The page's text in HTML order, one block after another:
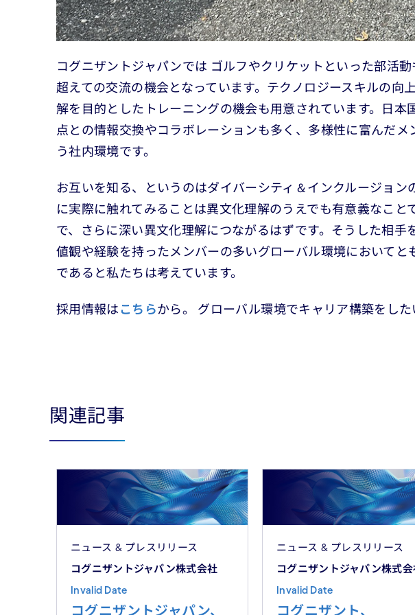
コグニザントジャパンでは ゴルフやクリケットといった部活
超えての交流の機会となっています。テクノロジースキルの向
解を目的としたトレーニングの機会も用意されています。日本
点との情報交換やコラボレーションも多く、多様性に富んだメ
う社内環境です。
お互いを知る、というのはダイバーシティ＆インクルージョン
に実際に触れてみることは異文化理解のうえでも有意義なこと
で、さらに深い異文化理解につながるはずです。そうした相手
値観や経験を持ったメンバーの多いグローバル環境においてと
であると私たちは考えています。
採用情報は こちらから。 グローバル環境でキャリア構築をした
関連記事
ニュース & プレスリリース
コグニザントジャパン株式会社
Invalid Date
コグニザントジャパン、
ニュース & プレスリリース
コグニザントジャパン株式会
Invalid Date
コグニザント、